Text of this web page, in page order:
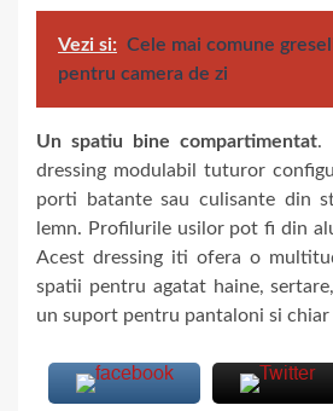
Vezi si: Cele mai comune
pentru camera de zi
Un spatiu bine compartimentat.
dressing modulabil tuturor
porti batante sau culisante din
lemn. Profilurile usilor pot fi din
Acest dressing iti ofera o
spatii pentru agatat haine,
un suport pentru pantaloni si chiar